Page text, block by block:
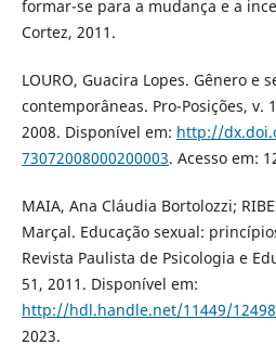
formar-se para a mudança e a
Cortez, 2011.
LOURO, Guacira Lopes. Gênero e
contemporâneas. Pro-Posições, v.
2008. Disponível em: http://
73072008000200003. Acesso em:
MAIA, Ana Cláudia Bortolozzi;
Marçal. Educação sexual:
Revista Paulista de Psicologia e
51, 2011. Disponível em:
http://hdl.handle.net/11449/
2023.